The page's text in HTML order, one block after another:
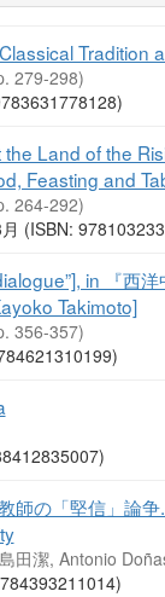
Tradition
279-298)
Land of the
Feasting and
264-292)
(ISBN:
in 『西
Takimoto]
356-357)
師の「堅信」論
田潔, Antonio